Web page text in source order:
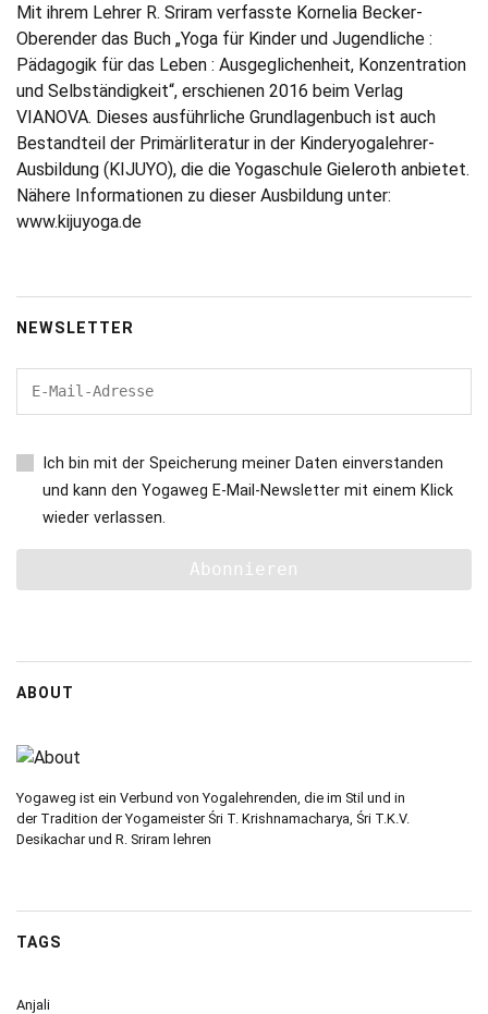
Mit ihrem Lehrer R. Sriram verfasste Kornelia Becker-
Oberender das Buch „Yoga für Kinder und Jugendliche :
Pädagogik für das Leben : Ausgeglichenheit, Konzentration
und Selbständigkeit“, erschienen 2016 beim Verlag
VIANOVA. Dieses ausführliche Grundlagenbuch ist auch
Bestandteil der Primärliteratur in der Kinderyogalehrer-
Ausbildung (KIJUYO), die die Yogaschule Gieleroth anbietet.
Nähere Informationen zu dieser Ausbildung unter:
www.kijuyoga.de
NEWSLETTER
Ich bin mit der Speicherung meiner Daten einverstanden
und kann den Yogaweg E-Mail-Newsletter mit einem Klick
wieder verlassen.
ABOUT
Yogaweg ist ein Verbund von Yogalehrenden, die im Stil und in
der Tradition der Yogameister Śri T. Krishnamacharya, Śri T.K.V.
Desikachar und R. Sriram lehren
TAGS
Anjali